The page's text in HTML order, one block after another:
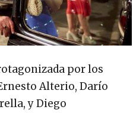
por los
Alterio, Darío
y Diego